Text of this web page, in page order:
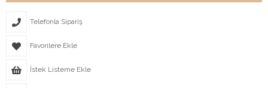
Telefonla Sipariş
Favorilere Ekle
İstek Listeme Ekle